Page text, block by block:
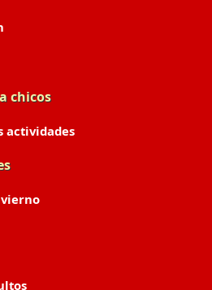
chicos
actividades